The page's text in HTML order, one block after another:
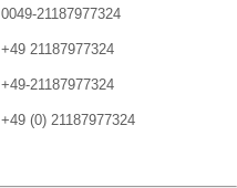
0049-21187977324
+49 21187977324
+49-21187977324
+49 (0) 21187977324